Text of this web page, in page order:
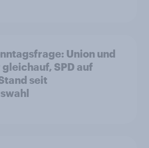
Union und
SPD auf
seit